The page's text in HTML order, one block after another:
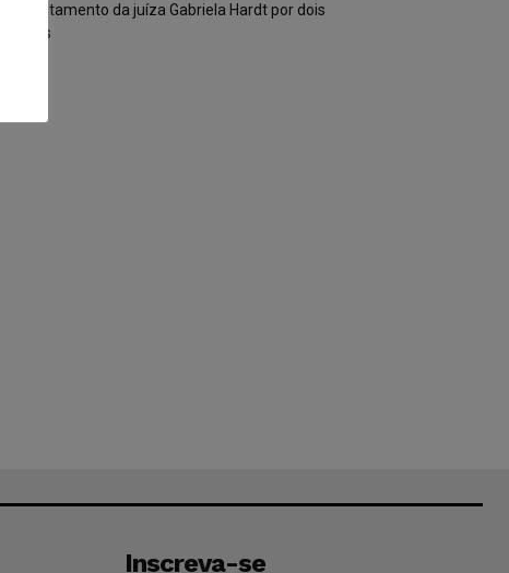
afastamento da juíza Gabriela Hardt por dois
anos
Inscreva-se